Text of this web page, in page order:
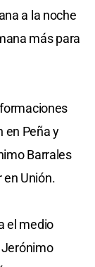
a la noche
más para
en Peña y
Barrales
Unión.
el medio